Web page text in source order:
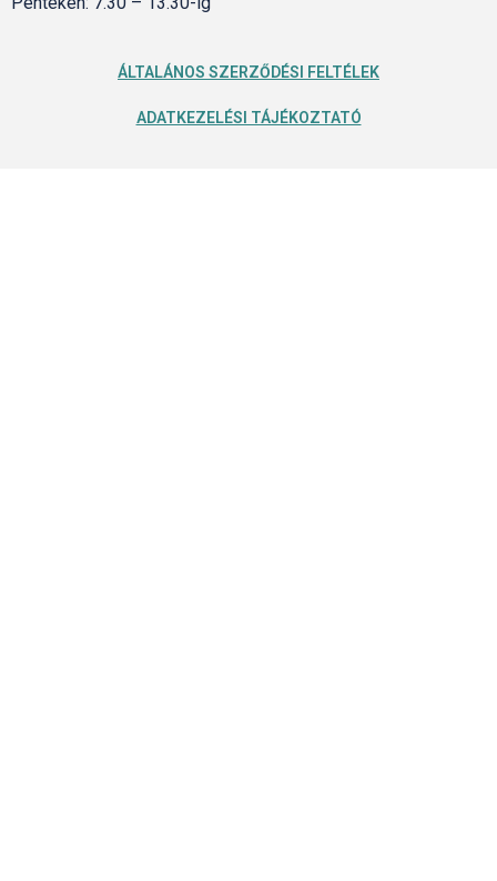
ÁLTALÁNOS SZERZŐDÉSI FELTÉLEK
ADATKEZELÉSI TÁJÉKOZTATÓ